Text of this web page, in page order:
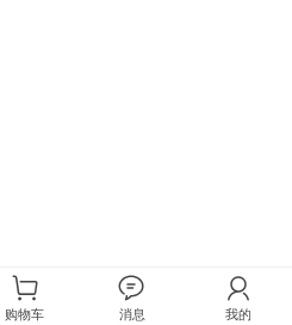
购物车 消息 我的